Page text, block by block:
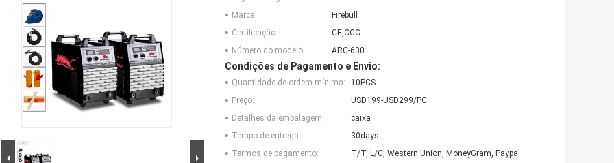
Marca:
Firebull
Certificação:
CE,CCC
Número do modelo:
ARC-630
Condições de Pagamento e Envio:
Quantidade de ordem mínima:
10PCS
Preço:
USD199-USD299/PC
Detalhes da embalagem:
caixa
Tempo de entrega:
30days
Termos de pagamento:
T/T, L/C, Western Union, MoneyGram, Paypal